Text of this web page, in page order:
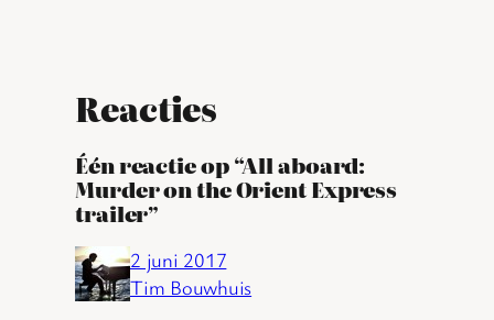
Reacties
Één reactie op “All aboard:
Murder on the Orient Express
trailer”
2 juni 2017
Tim Bouwhuis